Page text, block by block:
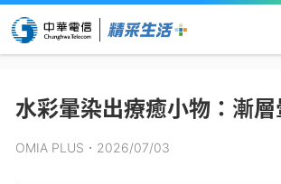
水彩暈染出療癒小物：漸層
OMIA PLUS ．2026/07/03